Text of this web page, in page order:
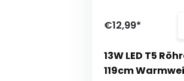
€12,99*
13W LED T5
119cm